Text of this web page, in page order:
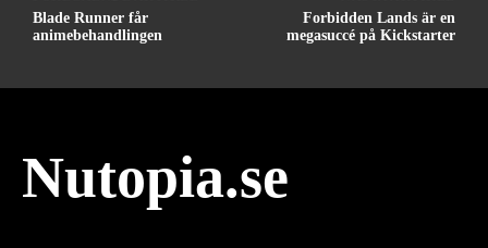
Blade Runner får
animebehandlingen
Forbidden Lands är en
megasuccé på Kickstarter
Nutopia.se